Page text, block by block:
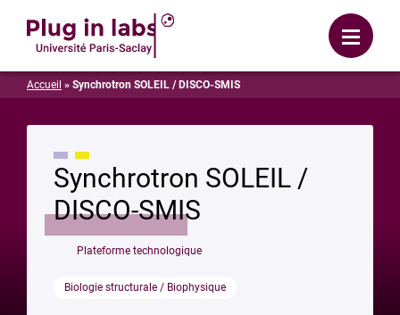
Menu
Accueil » Synchrotron SOLEIL / DISCO-SMIS
Synchrotron SOLEIL /
DISCO-SMIS
Plateforme technologique
Biologie structurale / Biophysique